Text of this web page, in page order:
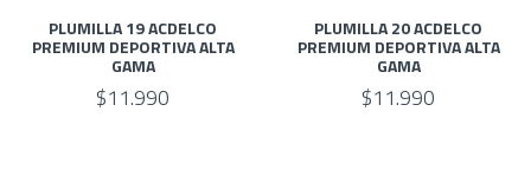
PLUMILLA 19 ACDELCO
PREMIUM DEPORTIVA ALTA
GAMA
$11.990
PLUMILLA 20 ACDELCO
PREMIUM DEPORTIVA ALTA
GAMA
$11.990